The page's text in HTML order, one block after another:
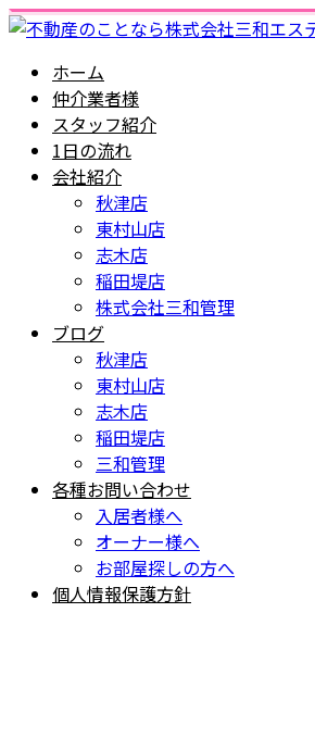
ホーム
仲介業者様
スタッフ紹介
1日の流れ
会社紹介
秋津店
東村山店
志木店
稲田堤店
株式会社三和管理
ブログ
秋津店
東村山店
志木店
稲田堤店
三和管理
各種お問い合わせ
入居者様へ
オーナー様へ
お部屋探しの方へ
個人情報保護方針